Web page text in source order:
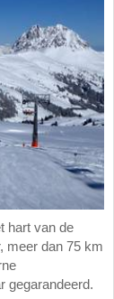
hart van de
meer dan 75 km
gegarandeerd.